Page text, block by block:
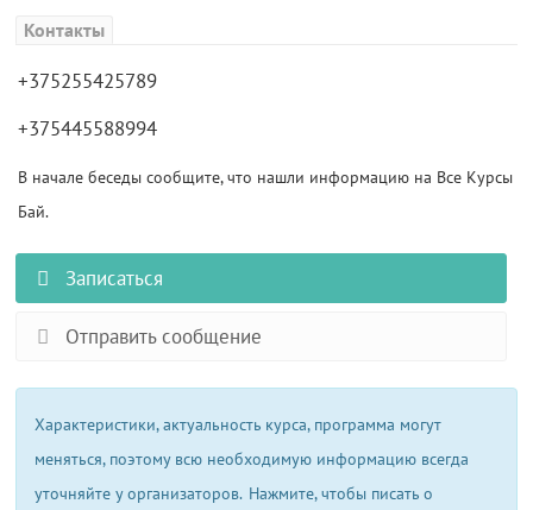
Контакты
+375255425789
+375445588994
В начале беседы сообщите, что нашли информацию на Все Курсы
Бай.
Записаться
Отправить сообщение
Характеристики, актуальность курса, программа могут
меняться, поэтому всю необходимую информацию всегда
уточняйте у организаторов. Нажмите, чтобы писать о